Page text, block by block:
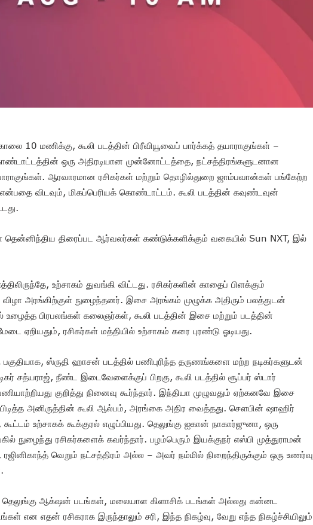
10 மணிக்கு, கூலி படத்தின் பிரீவியூவைப் பார்க்கத் தயாராகுங்கள் –
ஒரு அதிரடியான முன்னோட்டத்தை, நட்சத்திரங்களுடனான
ஆரவாரமான ரசிகர்கள் மற்றும் தொழில்துறை ஜாம்பவான்கள் பங்கேற்ற
விடவும், மிகப்பெரியக் கொண்டாட்டம். கூலி படத்தின் கவுண்டவுன்
தென்னிந்திய திரைப்பட ஆர்வலர்கள் கண்டுக்களிக்கும் வகையில் Sun NXT, இல்
உற்சாகம் துவங்கி விட்டது. ரசிகர்களின் காதைப் பிளக்கும்
அரங்கிற்குள் நுழைந்தனர். இசை அரங்கம் முழுக்க அதிரும் பலத்துடன்
உழைத்த பிரபலங்கள் கலைஞர்கள், கூலி படத்தின் இசை மற்றும் படத்தின்
ஏறியதும், ரசிகர்கள் மத்தியில் உற்சாகம் கரை புரண்டு ஓடியது.
ஸ்ருதி ஹாசன் படத்தில் பணிபுரிந்த தருணங்களை மற்ற நடிகர்களுடன்
சத்யராஜ், நீண்ட இடைவேளைக்குப் பிறகு, கூலி படத்தில் சூப்பர் ஸ்டார்
குறித்து நினைவு கூர்ந்தார். இந்தியா முழுவதும் ஏற்கனவே இசை
அனிருத்தின் கூலி ஆல்பம், அரங்கை அதிர வைத்தது. சௌபின் ஷாஹிர்
உற்சாகக் கூக்குரல் எழுப்பியது. தெலுங்கு ஐகான் நாகார்ஜுனா, ஒரு
நுழைந்து ரசிகர்களைக் கவர்ந்தார். பழம்பெரும் இயக்குநர் எஸ்பி முத்துராமன்
ரஜினிகாந்த் வெறும் நட்சத்திரம் அல்ல – அவர் நம்மில் நிறைந்திருக்கும் ஒரு உணர்வு
தெலுங்கு ஆக்‌ஷன் படங்கள், மலையாள கிளாசிக் படங்கள் அல்லது கன்னட
என எதன் ரசிகராக இருந்தாலும் சரி, இந்த நிகழ்வு, வேறு எந்த நிகழ்ச்சியிலும்